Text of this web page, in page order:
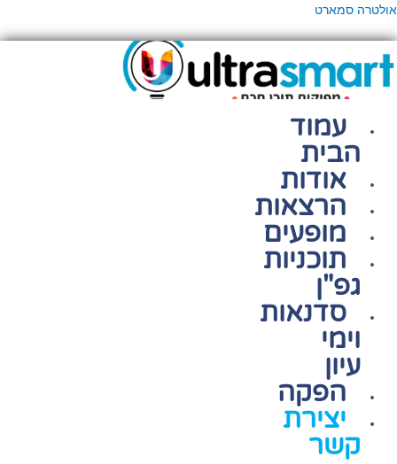
דילוג
אולטרה סמארט
תפריט
עמוד
הבית
אודות
הרצאות
מופעים
תוכניות
גפ"ן
סדנאות
וימי
עיון
הפקה
יצירת
קשר